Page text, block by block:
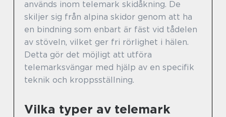
används inom telemark skidåkning. De
skiljer sig från alpina skidor genom att ha
en bindning som enbart är fäst vid tådelen
av stöveln, vilket ger fri rörlighet i hälen.
Detta gör det möjligt att utföra
telemarksvängar med hjälp av en specifik
teknik och kroppsställning.
Vilka typer av telemark